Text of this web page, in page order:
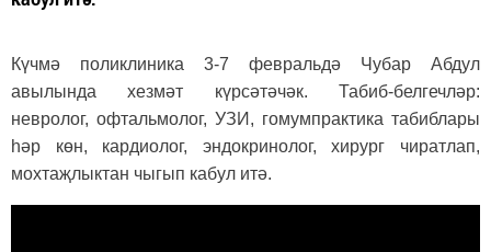
Күчмә поликлиника 3-7 февральдә Чубар Абдул
авылында хезмәт күрсәтәчәк. Табиб-белгечләр:
невролог, офтальмолог, УЗИ, гомумпрактика табиблары
һәр көн, кардиолог, эндокринолог, хирург чиратлап,
мохтаҗлыктан чыгып кабул итә.